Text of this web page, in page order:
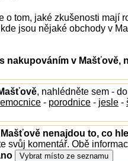
o tom, jaké zkušenosti mají
jsou nějaké obchody v
nakupováním v Mašťově,
, nahlédněte sem -
- porodnice - jesle -
nenajdou to, co
svůj komentář. Obě